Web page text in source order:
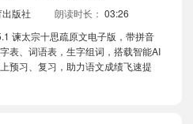
出版社 朗读时长： 03:26
谏太宗十思疏原文电子版，带拼音
表、词语表，生字组词，搭载智能AI
预习、复习，助力语文成绩飞速提